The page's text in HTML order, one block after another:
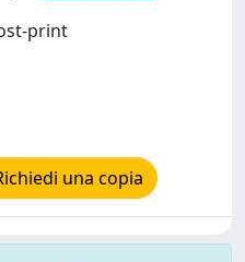
print
una copia